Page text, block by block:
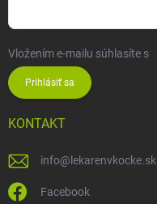
Vložením e-mailu súhlasíte s
Prihlásiť sa
KONTAKT
info@ lekarenvkocke.sk
Facebook